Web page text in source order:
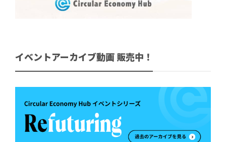
イベントアーカイブ動画 販売中！